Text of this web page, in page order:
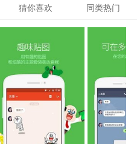
猜你喜欢 同类热门